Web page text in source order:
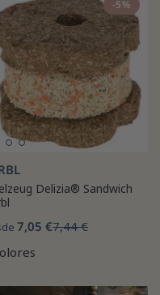
-5%
Delizia® Sandwich
7,05 €7,44 €